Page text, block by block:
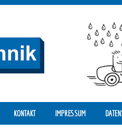
KONTAKT IMPRESSUM